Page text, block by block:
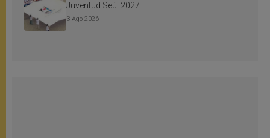
Juventud Seúl 2027
3 Ago 2026